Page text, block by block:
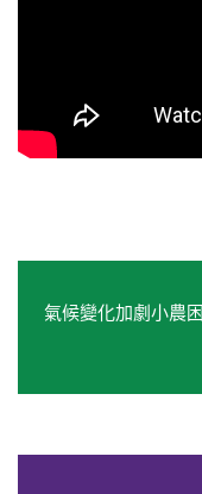
氣候變化加劇小農